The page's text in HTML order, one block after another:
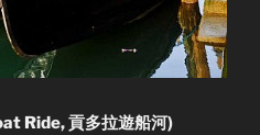
Ride, 貢多拉遊船河)